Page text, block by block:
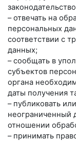
– отвечать на
персональных
соответствии с
данных;
– сообщать в
субъектов
органа
даты получения
– публиковать
неограниченный
отношении
– принимать